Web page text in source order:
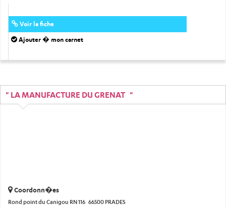
Voir la fiche
Ajouter � mon carnet
" LA MANUFACTURE DU GRENAT "
Coordonn�es
Rond point du Canigou RN 116 66500 PRADES